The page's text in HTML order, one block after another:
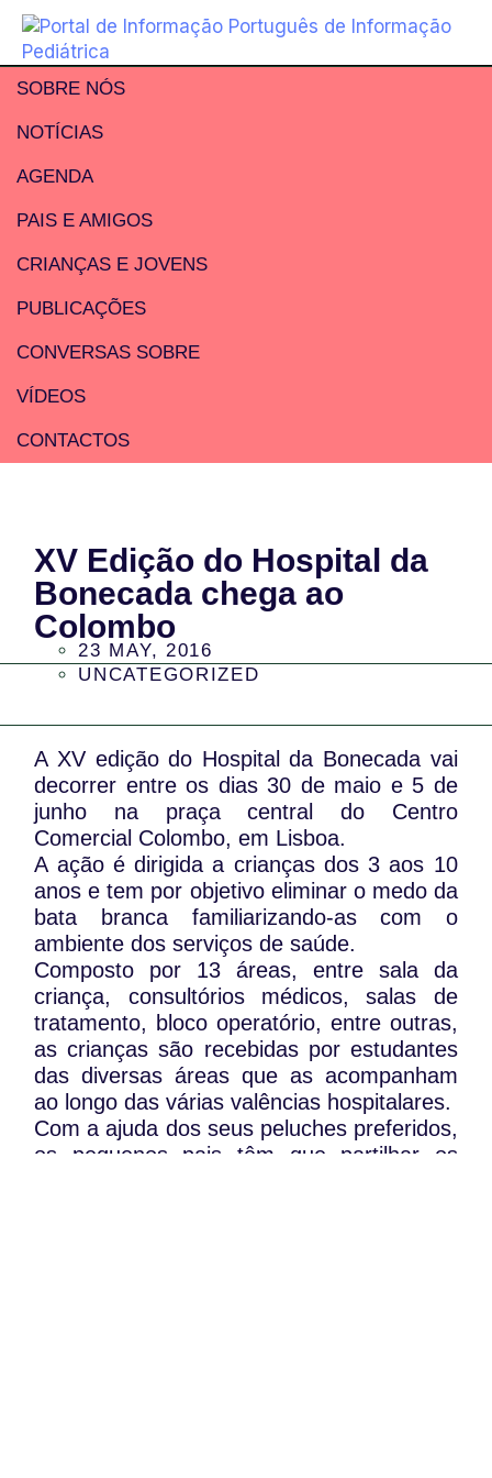
SOBRE NÓS
NOTÍCIAS
AGENDA
PAIS E AMIGOS
CRIANÇAS E JOVENS
PUBLICAÇÕES
CONVERSAS SOBRE
VÍDEOS
CONTACTOS
XV Edição do Hospital da
Bonecada chega ao
Colombo
23 MAY, 2016
UNCATEGORIZED
A XV edição do Hospital da Bonecada vai
decorrer entre os dias 30 de maio e 5 de
junho na praça central do Centro
Comercial Colombo, em Lisboa.
A ação é dirigida a crianças dos 3 aos 10
anos e tem por objetivo eliminar o medo da
bata branca familiarizando-as com o
ambiente dos serviços de saúde.
Composto por 13 áreas, entre sala da
criança, consultórios médicos, salas de
tratamento, bloco operatório, entre outras,
as crianças são recebidas por estudantes
das diversas áreas que as acompanham
ao longo das várias valências hospitalares.
Com a ajuda dos seus peluches preferidos,
os pequenos pais têm que partilhar os